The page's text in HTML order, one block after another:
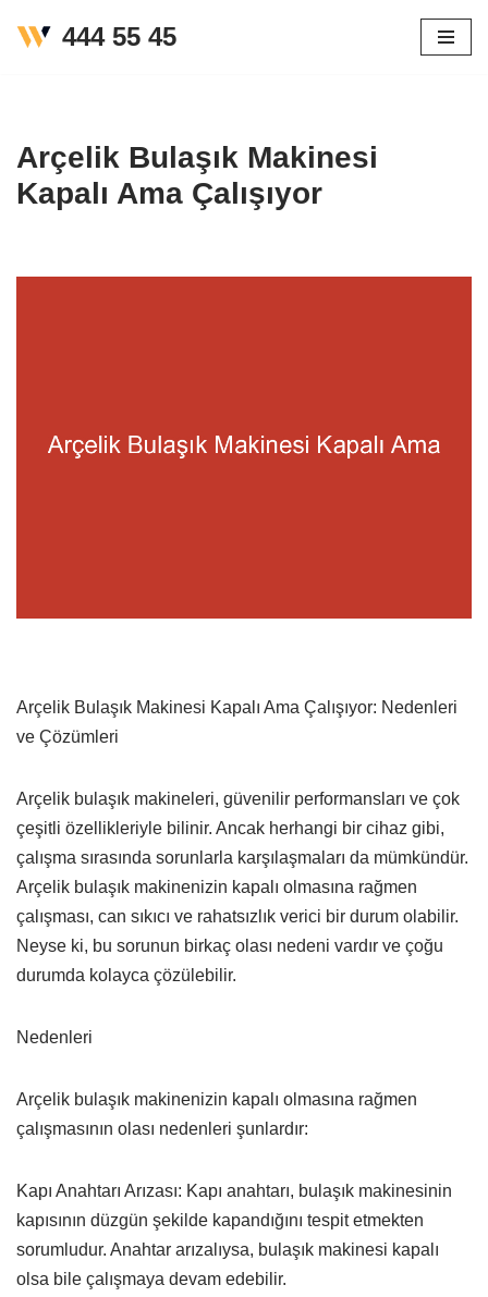
444 55 45
Arçelik Bulaşık Makinesi
Kapalı Ama Çalışıyor
Arçelik Bulaşık Makinesi Kapalı Ama Çalışıyor: Nedenleri
ve Çözümleri
Arçelik bulaşık makineleri, güvenilir performansları ve çok
çeşitli özellikleriyle bilinir. Ancak herhangi bir cihaz gibi,
çalışma sırasında sorunlarla karşılaşmaları da mümkündür.
Arçelik bulaşık makinenizin kapalı olmasına rağmen
çalışması, can sıkıcı ve rahatsızlık verici bir durum olabilir.
Neyse ki, bu sorunun birkaç olası nedeni vardır ve çoğu
durumda kolayca çözülebilir.
Nedenleri
Arçelik bulaşık makinenizin kapalı olmasına rağmen
çalışmasının olası nedenleri şunlardır:
Kapı Anahtarı Arızası: Kapı anahtarı, bulaşık makinesinin
kapısının düzgün şekilde kapandığını tespit etmekten
sorumludur. Anahtar arızalıysa, bulaşık makinesi kapalı
olsa bile çalışmaya devam edebilir.